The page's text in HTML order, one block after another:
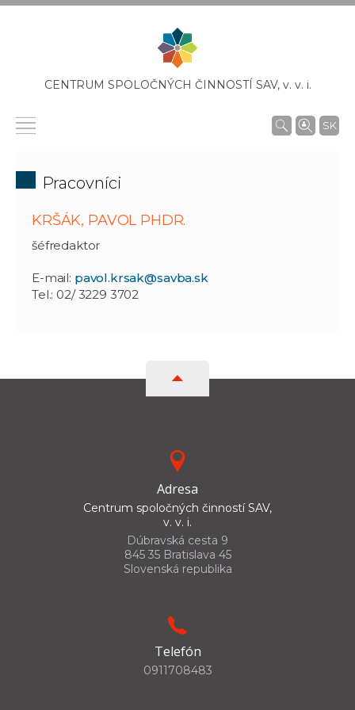
CENTRUM SPOLOČNÝCH ČINNOSTÍ SAV, v. v. i.
SK
Pracovníci
KRŠÁK, PAVOL PHDR.
šéfredaktor
E-mail: pavol.krsak@savba.sk
Tel.: 02/ 3229 3702
Adresa
Centrum spoločných činností SAV,
v. v. i.
Dúbravská cesta 9
845 35 Bratislava 45
Slovenská republika
Telefón
0911708483